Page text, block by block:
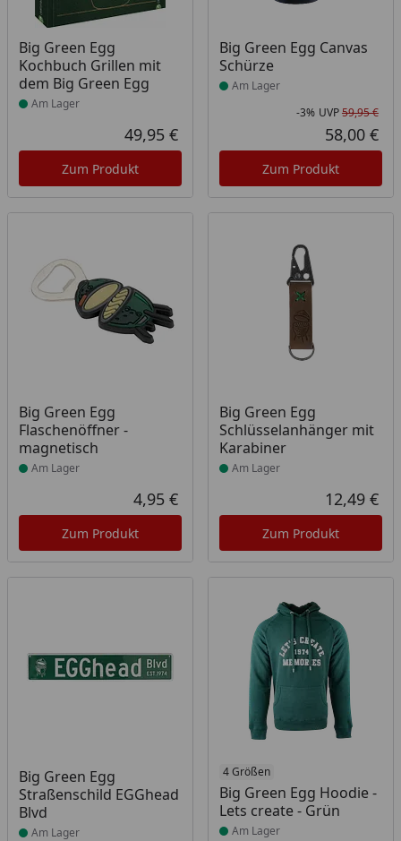
Big Green Egg
Kochbuch Grillen mit
dem Big Green Egg
Produkt am Lager
Am Lager
Aktueller Preis
49,95 €
Zum Produkt
Big Green Egg Canvas
Schürze
Produkt am Lager
Am Lager
-3% UVP59,95 €
58,00 €
Zum Produkt
Big Green Egg
Flaschenöffner -
magnetisch
Produkt am Lager
Am Lager
Aktueller Preis
4,95 €
Zum Produkt
Big Green Egg
Schlüsselanhänger mit
Karabiner
Produkt am Lager
Am Lager
12,49 €
Zum Produkt
Big Green Egg
Straßenschild EGGhead
Blvd
Produkt am Lager
Am Lager
4 Größen
Big Green Egg Hoodie -
Lets create - Grün
Produkt am Lager
Am Lager